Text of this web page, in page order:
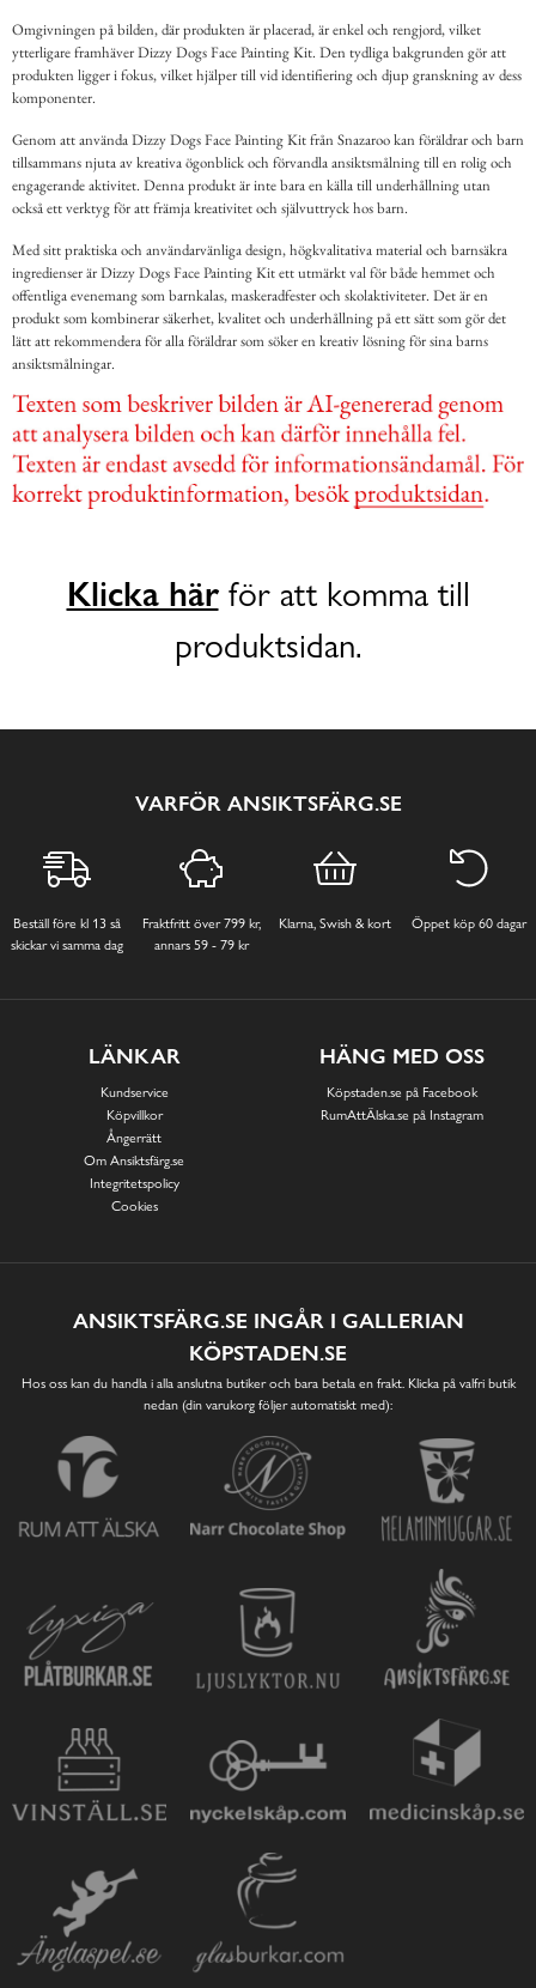
Omgivningen på bilden, där produkten är placerad, är enkel och rengjord, vilket
ytterligare framhäver Dizzy Dogs Face Painting Kit. Den tydliga bakgrunden gör att
produkten ligger i fokus, vilket hjälper till vid identifiering och djup granskning av dess
komponenter.
Genom att använda Dizzy Dogs Face Painting Kit från Snazaroo kan föräldrar och barn
tillsammans njuta av kreativa ögonblick och förvandla ansiktsmålning till en rolig och
engagerande aktivitet. Denna produkt är inte bara en källa till underhållning utan
också ett verktyg för att främja kreativitet och självuttryck hos barn.
Med sitt praktiska och användarvänliga design, högkvalitativa material och barnsäkra
ingredienser är Dizzy Dogs Face Painting Kit ett utmärkt val för både hemmet och
offentliga evenemang som barnkalas, maskeradfester och skolaktiviteter. Det är en
produkt som kombinerar säkerhet, kvalitet och underhållning på ett sätt som gör det
lätt att rekommendera för alla föräldrar som söker en kreativ lösning för sina barns
ansiktsmålningar.
Klicka härför att komma till
produktsidan.
VARFÖR ANSIKTSFÄRG.SE
Beställ före kl 13 så
skickar vi samma dag
Fraktfritt över 799 kr,
annars 59 - 79 kr
Klarna, Swish & kort Öppet köp 60 dagar
LÄNKAR
Kundservice
Köpvillkor
Ångerrätt
Om Ansiktsfärg.se
Integritetspolicy
Cookies
HÄNG MED OSS
Köpstaden.se på Facebook
RumAttÄlska.se på Instagram
ANSIKTSFÄRG.SE INGÅR I GALLERIAN
KÖPSTADEN.SE
Hos oss kan du handla i alla anslutna butiker och bara betala en frakt. Klicka på valfri butik
nedan (din varukorg följer automatiskt med):